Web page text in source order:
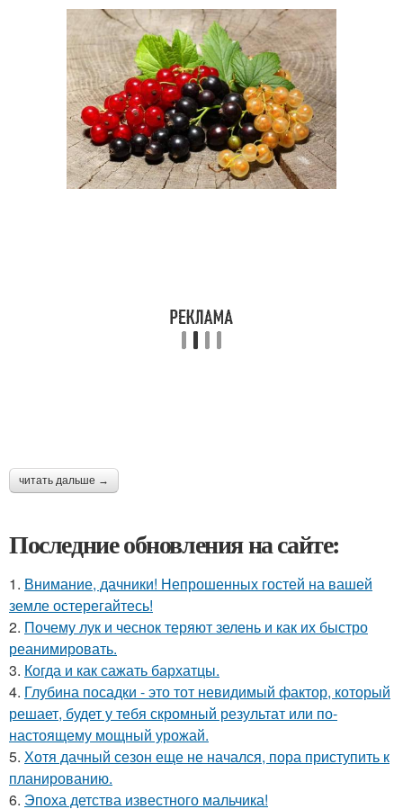
читать дальше →
Последние обновления на сайте:
1. Внимание, дачники! Непрошенных гостей на вашей
земле остерегайтесь!
2. Почему лук и чеснок теряют зелень и как их быстро
реанимировать.
3. Когда и как сажать бархатцы.
4. Глубина посадки - это тот невидимый фактор, который
решает, будет у тебя скромный результат или по-
настоящему мощный урожай.
5. Хотя дачный сезон еще не начался, пора приступить к
планированию.
6. Эпоха детства известного мальчика!